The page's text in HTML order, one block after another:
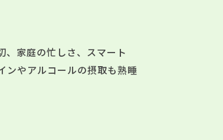
、家庭の忙しさ、スマート
ンやアルコールの摂取も熟睡